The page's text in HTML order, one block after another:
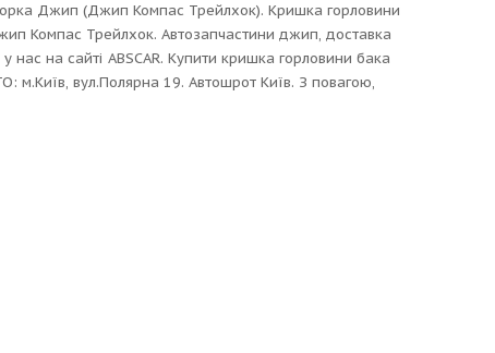
Джип (Джип Компас Трейлхок). Кришка горловини
Компас Трейлхок. Автозапчастини джип, доставка
на сайті ABSCAR. Купити кришка горловини бака
м.Київ, вул.Полярна 19. Автошрот Київ. З повагою,